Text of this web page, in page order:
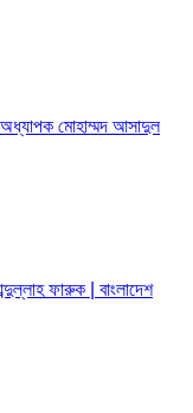
অধ্যাপক মোহাম্মদ আসাদুল
ফারুক | বাংলাদেশ